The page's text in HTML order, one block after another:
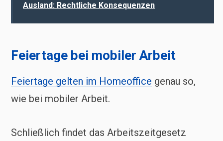
Ausland: Rechtliche Konsequenzen
Feiertage bei mobiler Arbeit
Feiertage gelten im Homeoffice genau so,
wie bei mobiler Arbeit.
Schließlich findet das Arbeitszeitgesetz